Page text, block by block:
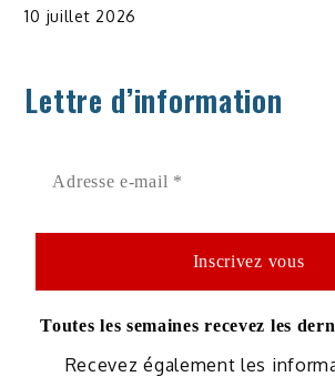
10 juillet 2026
Lettre d’information
Toutes les semaines recevez les
Recevez également les